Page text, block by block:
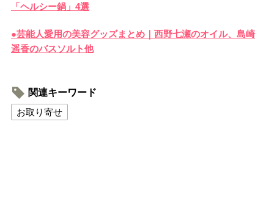
「ヘルシー鍋」4選
●芸能人愛用の美容グッズまとめ｜西野七瀬のオイル、島崎
遥香のバスソルト他
関連キーワード
お取り寄せ